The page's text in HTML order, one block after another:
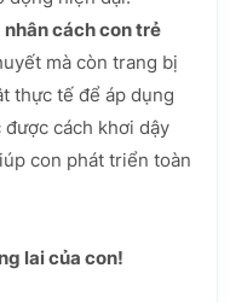
cách con trẻ
mà còn trang bị
thực tế để áp dụng
cách khơi dậy
con phát triển toàn
lai của con!